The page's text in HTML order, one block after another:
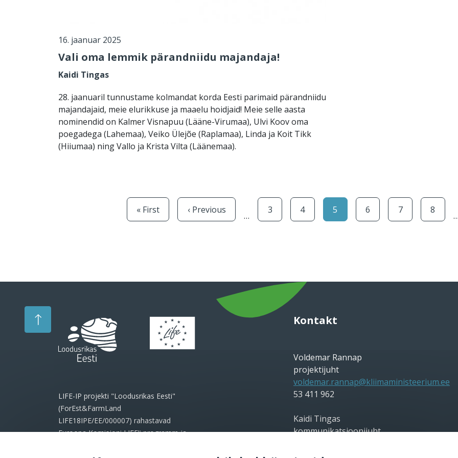
16. jaanuar 2025
Vali oma lemmik pärandniidu majandaja!
Kaidi Tingas
28. jaanuaril tunnustame kolmandat korda Eesti parimaid pärandniidu
majandajaid, meie elurikkuse ja maaelu hoidjaid! Meie selle aasta
nominendid on Kalmer Visnapuu (Lääne-Virumaa), Ulvi Koov oma
poegadega (Lahemaa), Veiko Ülejõe (Raplamaa), Linda ja Koit Tikk
(Hiiumaa) ning Vallo ja Krista Vilta (Läänemaa).
Pagination
Esimene leht
« First Eelmine leht
‹ Previous
…
Page
3 Page
4 Eesolev leht
5 Page
6 Page
7 Page
8
…
LIFE-IP projekti "Loodusrikas Eesti"
(ForEst&FarmLand
LIFE18IPE/EE/000007) rahastavad
Euroopa Komisjoni LIFE'i programm ja
Kontakt
Voldemar Rannap
projektijuht
voldemar.rannap@kliimaministeerium.ee
53 411 962
Kaidi Tingas
kommunikatsioonijuht
56 698 828